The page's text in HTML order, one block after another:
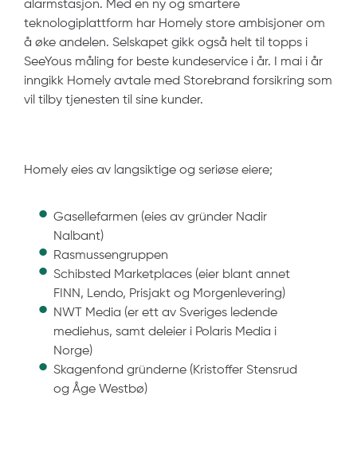
alarmstasjon. Med en ny og smartere
teknologiplattform har Homely store ambisjoner om
å øke andelen. Selskapet gikk også helt til topps i
SeeYous måling for beste kundeservice i år. I mai i år
inngikk Homely avtale med Storebrand forsikring som
vil tilby tjenesten til sine kunder.
Homely eies av langsiktige og seriøse eiere;
Gasellefarmen (eies av gründer Nadir
Nalbant)
Rasmussengruppen
Schibsted Marketplaces (eier blant annet
FINN, Lendo, Prisjakt og Morgenlevering)
NWT Media (er ett av Sveriges ledende
mediehus, samt deleier i Polaris Media i
Norge)
Skagenfond gründerne (Kristoffer Stensrud
og Åge Westbø)